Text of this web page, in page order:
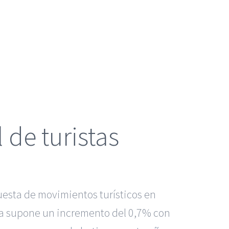
turistas
de movimientos turísticos en
supone un incremento del 0,7% con